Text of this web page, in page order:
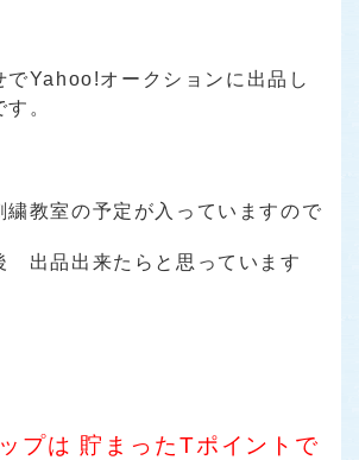
でYahoo!オークションに出品し
。
繍教室の予定が入っていますので
出品出来たらと思っています
プは 貯まったTポイントで